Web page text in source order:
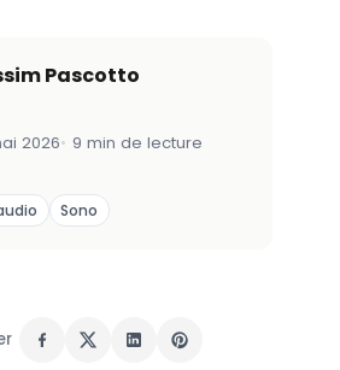
Pascotto
2026 9 min de lecture
Sono